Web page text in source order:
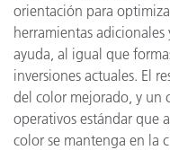
orientación para
herramientas
ayuda, al igual que
inversiones actuales. El
del color mejorado, y un
operativos estándar que
color se mantenga en la